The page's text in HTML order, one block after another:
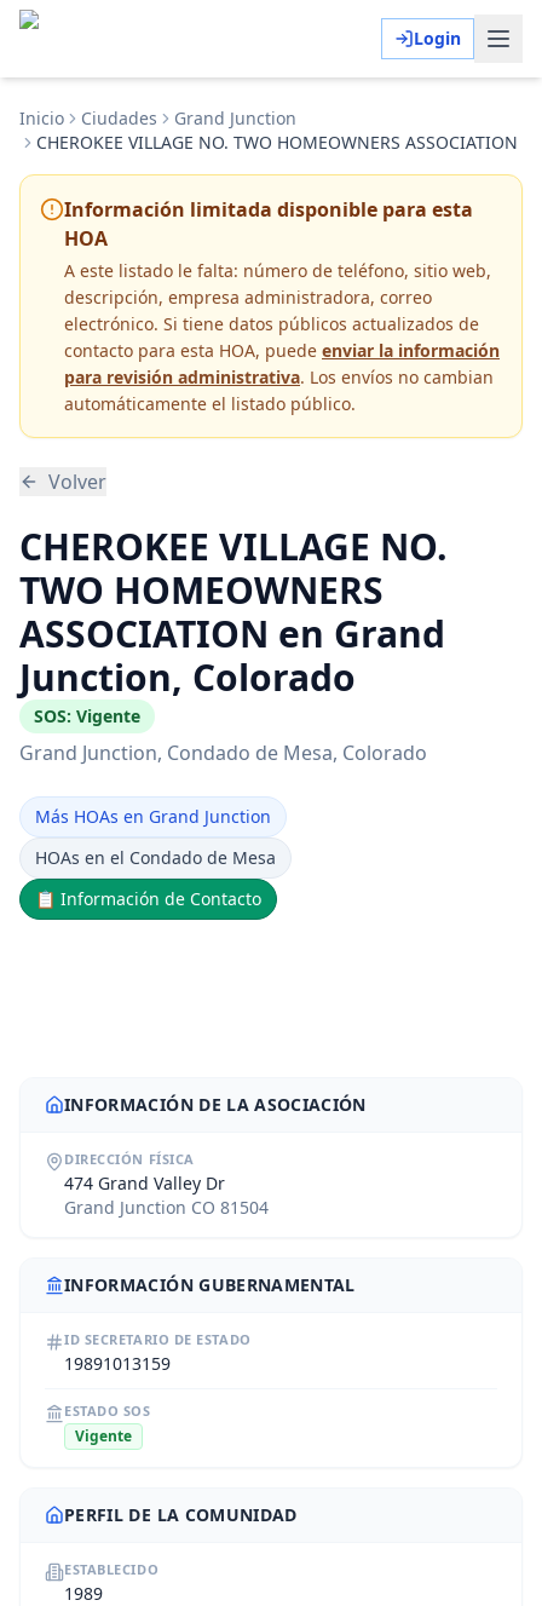
Login
Inicio Ciudades
Grand Junction
CHEROKEE VILLAGE NO. TWO HOMEOWNERS ASSOCIATION
Información limitada disponible para esta
HOA
A este listado le falta: número de teléfono, sitio web,
descripción, empresa administradora, correo
electrónico. Si tiene datos públicos actualizados de
contacto para esta HOA, puede enviar la información
para revisión administrativa. Los envíos no cambian
automáticamente el listado público.
Volver
CHEROKEE VILLAGE NO.
TWO HOMEOWNERS
ASSOCIATION en Grand
Junction, Colorado
SOS: Vigente
Grand Junction, Condado de Mesa, Colorado
Más HOAs en Grand Junction
HOAs en el Condado de Mesa
📋 Información de Contacto
INFORMACIÓN DE LA ASOCIACIÓN
DIRECCIÓN FÍSICA
474 Grand Valley Dr
Grand Junction CO 81504
INFORMACIÓN GUBERNAMENTAL
ID SECRETARIO DE ESTADO
19891013159
ESTADO SOS
Vigente
PERFIL DE LA COMUNIDAD
ESTABLECIDO
1989